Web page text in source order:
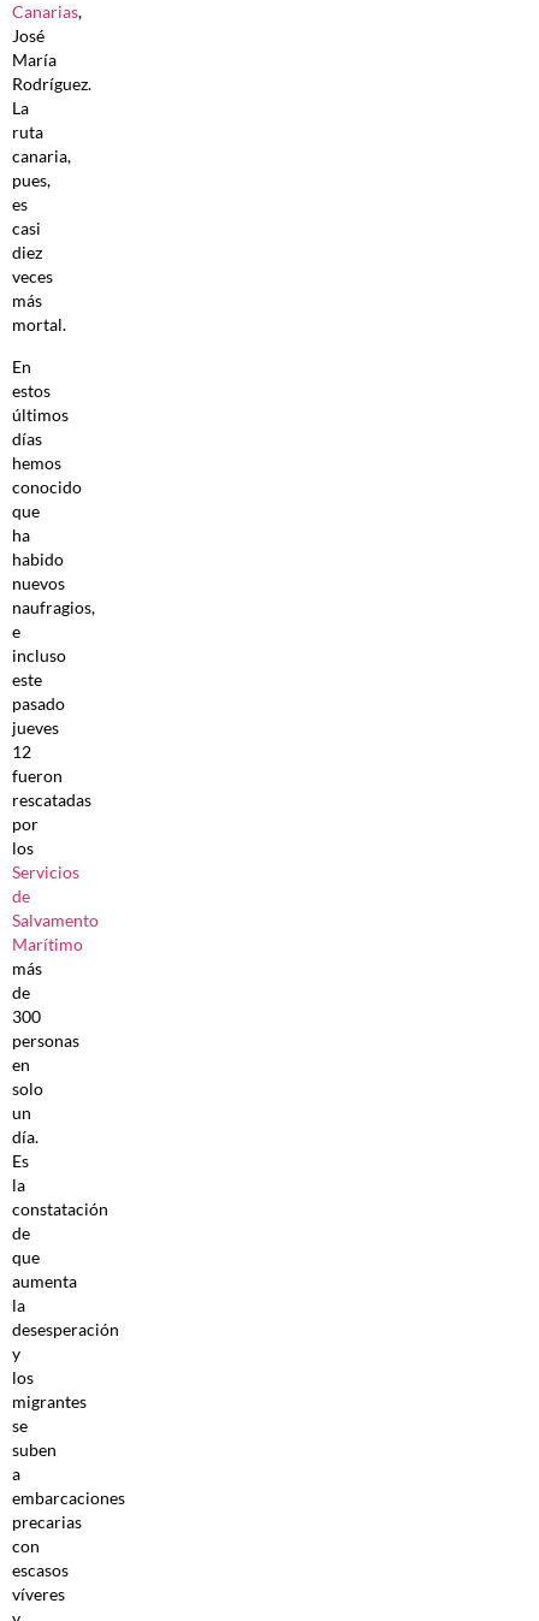
Canarias,
José
María
Rodríguez.
La
ruta
canaria,
pues,
es
casi
diez
veces
más
mortal.
En
estos
últimos
días
hemos
conocido
que
ha
habido
nuevos
naufragios,
e
incluso
este
pasado
jueves
12
fueron
rescatadas
por
los
Servicios
de
Salvamento
Marítimo
más
de
300
personas
en
solo
un
día.
Es
la
constatación
de
que
aumenta
la
desesperación
y
los
migrantes
se
suben
a
embarcaciones
precarias
con
escasos
víveres